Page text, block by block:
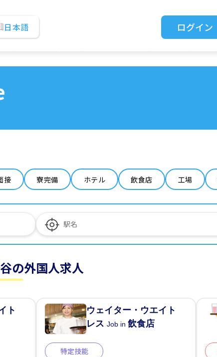
日本語 ログイン
接 寮完備 ホテル 飲食店 工場
の外国人求人
ト
ウェイター・ウエイト
レスJob in飲食店
特定技能